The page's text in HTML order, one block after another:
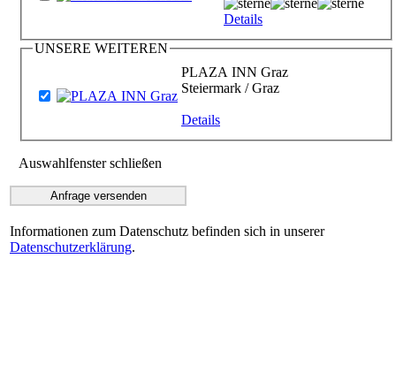
Details
UNSERE WEITEREN
PLAZA INN Graz
Steiermark / Graz
Details
Auswahlfenster schließen
Informationen zum Datenschutz befinden sich in unserer
Datenschutzerklärung.